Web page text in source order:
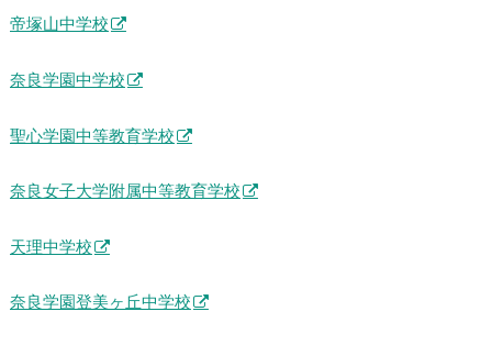
帝塚山中学校
奈良学園中学校
聖心学園中等教育学校
奈良女子大学附属中等教育学校
天理中学校
奈良学園登美ヶ丘中学校